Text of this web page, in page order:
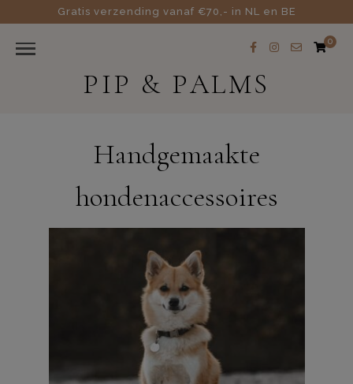
Gratis verzending vanaf €70,- in NL en BE
0
PIP & PALMS
Handgemaakte
hondenaccessoires